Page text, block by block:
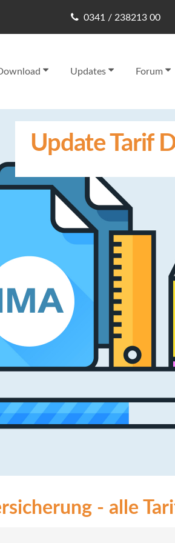
0341 / 238213 00
Updates Forum
Update Tarif
- alle